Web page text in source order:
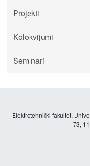
Projekti
Kolokvijumi
Seminari
Elektrotehnički fakultet,
73,